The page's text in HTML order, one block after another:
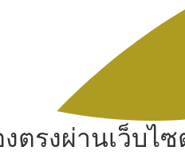
ตรงผ่านเว็บไ